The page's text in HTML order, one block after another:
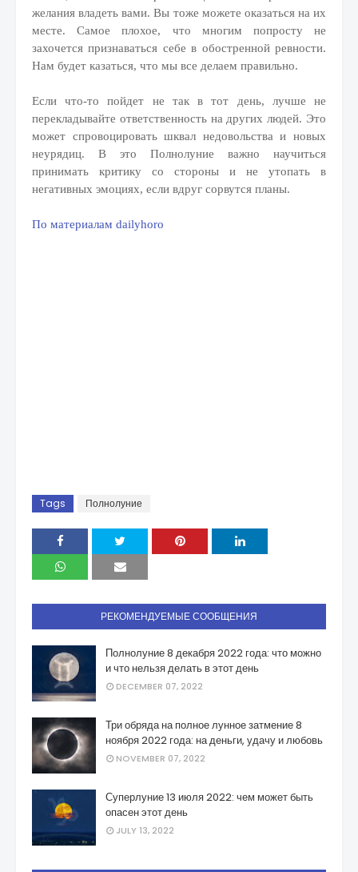
желания владеть вами. Вы тоже можете оказаться на их
месте. Самое плохое, что многим попросту не
захочется признаваться себе в обостренной ревности.
Нам будет казаться, что мы все делаем правильно.
Если что-то пойдет не так в тот день, лучше не
перекладывайте ответственность на других людей. Это
может спровоцировать шквал недовольства и новых
неурядиц. В это Полнолуние важно научиться
принимать критику со стороны и не утопать в
негативных эмоциях, если вдруг сорвутся планы.
По материалам dailyhoro
Tags Полнолуние
РЕКОМЕНДУЕМЫЕ СООБЩЕНИЯ
Полнолуние 8 декабря 2022 года: что можно
и что нельзя делать в этот день
DECEMBER 07, 2022
Три обряда на полное лунное затмение 8
ноября 2022 года: на деньги, удачу и любовь
NOVEMBER 07, 2022
Суперлуние 13 июля 2022: чем может быть
опасен этот день
JULY 13, 2022